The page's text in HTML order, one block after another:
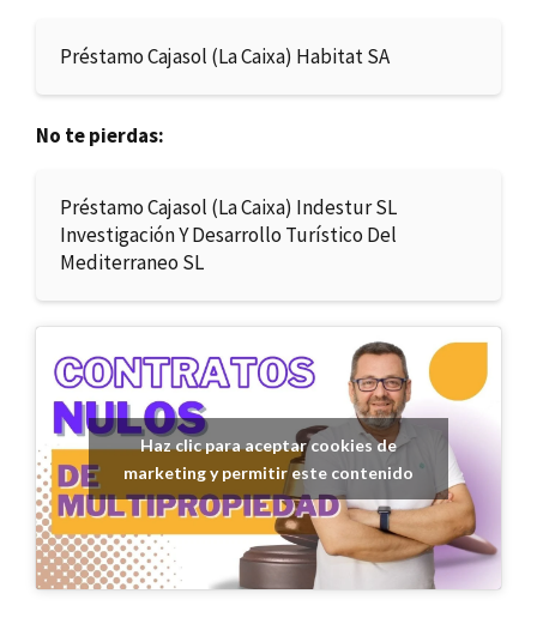
Préstamo Cajasol (La Caixa) Habitat SA
No te pierdas:
Préstamo Cajasol (La Caixa) Indestur SL
Investigación Y Desarrollo Turístico Del
Mediterraneo SL
Haz clic para aceptar cookies de
marketing y permitir este contenido